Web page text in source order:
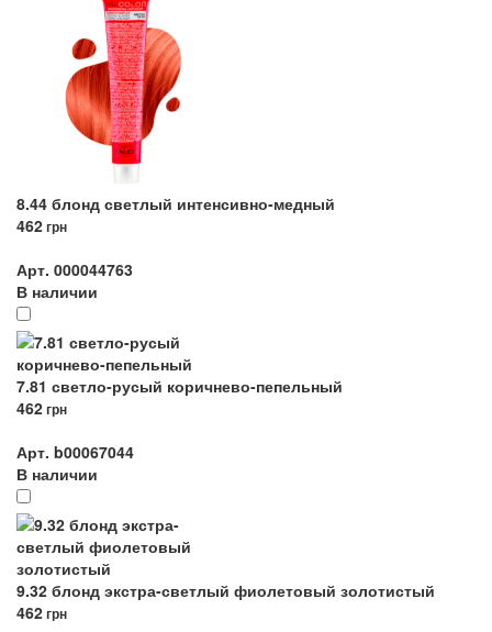
8.44 блонд светлый интенсивно-медный
462грн
Арт. 000044763
В наличии
7.81 светло-русый коричнево-пепельный
462грн
Арт. b00067044
В наличии
9.32 блонд экстра-светлый фиолетовый золотистый
462грн